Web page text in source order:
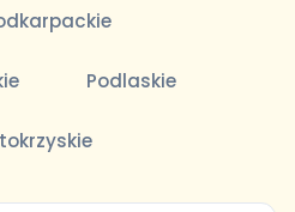
Podlaskie